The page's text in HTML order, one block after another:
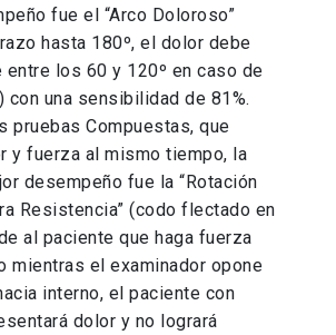
fue el “Arco Doloroso”
hasta 180º, el dolor debe
entre los 60 y 120º en caso de
con una sensibilidad de 81%.
pruebas Compuestas, que
y fuerza al mismo tiempo, la
desempeño fue la “Rotación
Resistencia” (codo flectado en
al paciente que haga fuerza
mientras el examinador opone
interno, el paciente con
dolor y no logrará